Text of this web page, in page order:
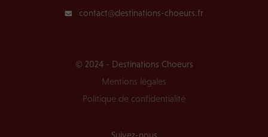
contact@destinations-choeurs.fr
© 2024 - Destinations Choeurs
Mentions légales
Politique de confidentialité